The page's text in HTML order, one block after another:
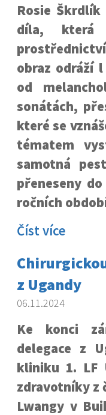
Rosie
díla, která
obraz odráží
od
sonátách,
které se
tématem
samotná
přeneseny
ročních
Číst více
z Ugandy
06.11.2024
Ke konci
delegace z
kliniku 1. LF
zdravotníky z
Lwangy v